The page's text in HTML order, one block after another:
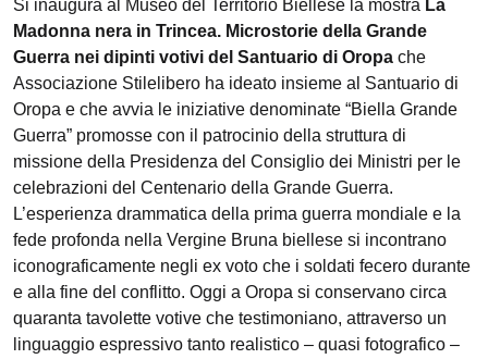
Si inaugura al Museo del Territorio Biellese la mostra La
Madonna nera in Trincea. Microstorie della Grande
Guerra nei dipinti votivi del Santuario di Oropa che
Associazione Stilelibero ha ideato insieme al Santuario di
Oropa e che avvia le iniziative denominate “Biella Grande
Guerra” promosse con il patrocinio della struttura di
missione della Presidenza del Consiglio dei Ministri per le
celebrazioni del Centenario della Grande Guerra.
L’esperienza drammatica della prima guerra mondiale e la
fede profonda nella Vergine Bruna biellese si incontrano
iconograficamente negli ex voto che i soldati fecero durante
e alla fine del conflitto. Oggi a Oropa si conservano circa
quaranta tavolette votive che testimoniano, attraverso un
linguaggio espressivo tanto realistico – quasi fotografico –